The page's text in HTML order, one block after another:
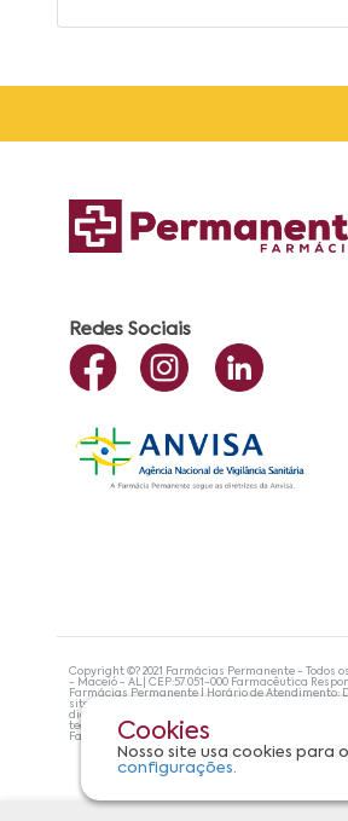
Cookies
Nosso site usa cookies para
configurações.
Redes Sociais
Copyright ©? 2021 Farmácias Permanente - Todos
- Maceió - AL| CEP:57.051-000 Farmacêutica
Farmácias Permanente | Horário de Atendimento:
site não devem ser utilizadas para
diagnosticar problemas de saúde e prescrever o
tecnologias mais avançadas de proteção de
Farmácias Permanente. Todos os pedidos